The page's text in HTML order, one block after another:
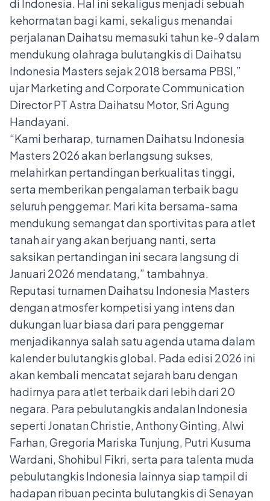
di Indonesia. Hal ini sekaligus menjadi sebuah
kehormatan bagi kami, sekaligus menandai
perjalanan Daihatsu memasuki tahun ke-9 dalam
mendukung olahraga bulutangkis di Daihatsu
Indonesia Masters sejak 2018 bersama PBSI,”
ujar Marketing and Corporate Communication
Director PT Astra Daihatsu Motor, Sri Agung
Handayani.
“Kami berharap, turnamen Daihatsu Indonesia
Masters 2026 akan berlangsung sukses,
melahirkan pertandingan berkualitas tinggi,
serta memberikan pengalaman terbaik bagu
seluruh penggemar. Mari kita bersama-sama
mendukung semangat dan sportivitas para atlet
tanah air yang akan berjuang nanti, serta
saksikan pertandingan ini secara langsung di
Januari 2026 mendatang,” tambahnya.
Reputasi turnamen Daihatsu Indonesia Masters
dengan atmosfer kompetisi yang intens dan
dukungan luar biasa dari para penggemar
menjadikannya salah satu agenda utama dalam
kalender bulutangkis global. Pada edisi 2026 ini
akan kembali mencatat sejarah baru dengan
hadirnya para atlet terbaik dari lebih dari 20
negara. Para pebulutangkis andalan Indonesia
seperti Jonatan Christie, Anthony Ginting, Alwi
Farhan, Gregoria Mariska Tunjung, Putri Kusuma
Wardani, Shohibul Fikri, serta para talenta muda
pebulutangkis Indonesia lainnya siap tampil di
hadapan ribuan pecinta bulutangkis di Senayan